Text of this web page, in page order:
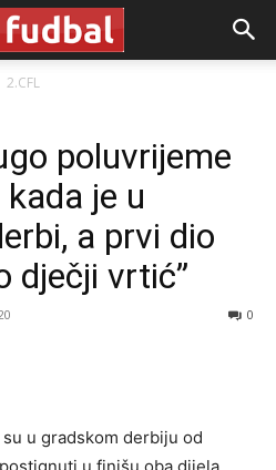
2.CFL
poluvrijeme
je u
a prvi dio
dječji vrtić”
0
u gradskom derbiju od